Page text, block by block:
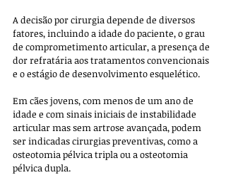
A decisão por cirurgia depende de diversos
fatores, incluindo a idade do paciente, o grau
de comprometimento articular, a presença de
dor refratária aos tratamentos convencionais
e o estágio de desenvolvimento esquelético.
Em cães jovens, com menos de um ano de
idade e com sinais iniciais de instabilidade
articular mas sem artrose avançada, podem
ser indicadas cirurgias preventivas, como a
osteotomia pélvica tripla ou a osteotomia
pélvica dupla.